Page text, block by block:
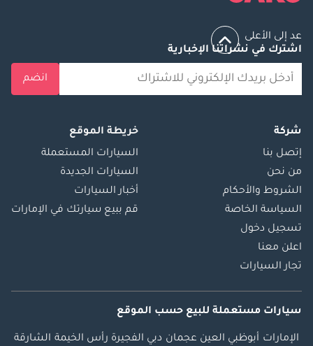
عد إلى الأعلى
اشترك في نشراتنا الإخبارية
انضم
شركة
إتصل بنا
من نحن
الشروط والأحكام
السياسة الخاصة
تسجيل دخول
اعلن معنا
تجار السيارات
خريطة الموقع
السيارات المستعملة
السيارات الجديدة
أخبار السيارات
قم ببيع سيارتك في الإمارات
سيارات مستعملة للبيع حسب الموقع
الإمارات أبوظبي العين عجمان دبي الفجيرة رأس الخيمة الشارقة